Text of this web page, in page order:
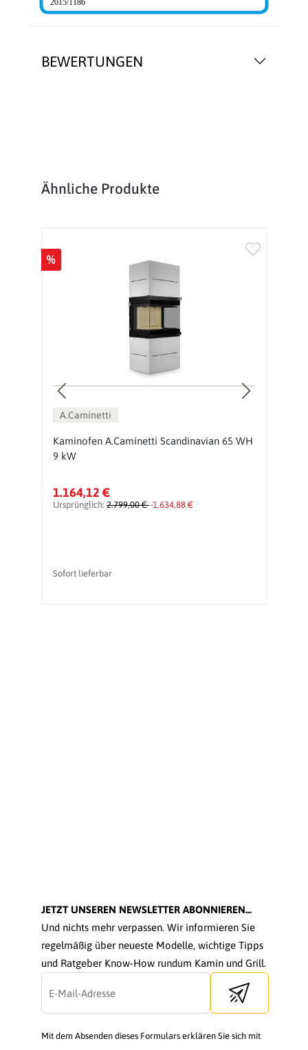
BEWERTUNGEN
2015/1186
Produktgalerie überspringen
Ähnliche Produkte
%
A.Caminetti
Kaminofen A.Caminetti Scandinavian 65 WH
9 kW
1.164,12 €
Ursprünglich: 2.799,00 €-1.634,88 €
Sofort lieferbar
JETZT UNSEREN NEWSLETTER ABONNIEREN...
Und nichts mehr verpassen. Wir informieren Sie
regelmäßig über neueste Modelle, wichtige Tipps
und Ratgeber Know-How rundum Kamin und Grill.
Send newsletter
Mit dem Absenden dieses Formulars erklären Sie sich mit